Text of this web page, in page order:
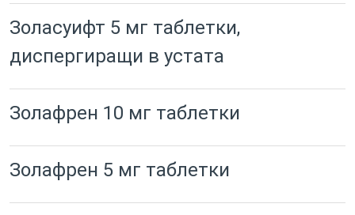
Золасуифт 5 мг таблетки,
диспергиращи в устата
Золафрен 10 мг таблетки
Золафрен 5 мг таблетки